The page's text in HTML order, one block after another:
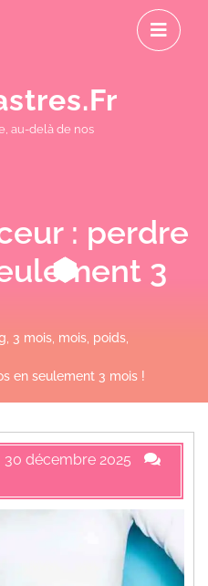
au-delà de nos
: perdre
3
3 mois mois poids
en seulement 3 mois !
30 décembre 2025